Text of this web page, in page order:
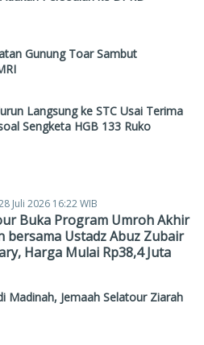
Gunung Toar Sambut
Langsung ke STC Usai Terima
Sengketa HGB 133 Ruko
Juli 2026 16:22 WIB
Buka Program Umroh Akhir
bersama Ustadz Abuz Zubair
Harga Mulai Rp38,4 Juta
Madinah, Jemaah Selatour Ziarah